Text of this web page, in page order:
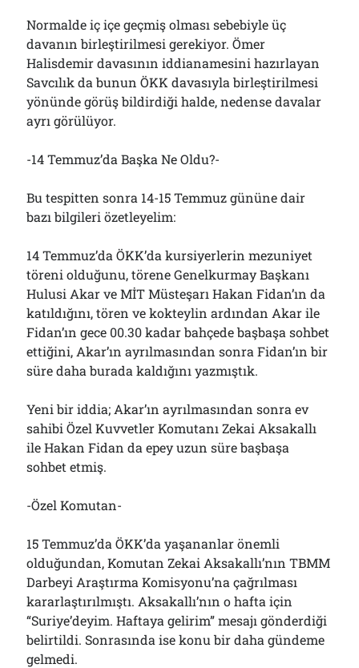
Normalde iç içe geçmiş olması sebebiyle üç
davanın birleştirilmesi gerekiyor. Ömer
Halisdemir davasının iddianamesini hazırlayan
Savcılık da bunun ÖKK davasıyla birleştirilmesi
yönünde görüş bildirdiği halde, nedense davalar
ayrı görülüyor.
-14 Temmuz’da Başka Ne Oldu?-
Bu tespitten sonra 14-15 Temmuz gününe dair
bazı bilgileri özetleyelim:
14 Temmuz’da ÖKK’da kursiyerlerin mezuniyet
töreni olduğunu, törene Genelkurmay Başkanı
Hulusi Akar ve MİT Müsteşarı Hakan Fidan’ın da
katıldığını, tören ve kokteylin ardından Akar ile
Fidan’ın gece 00.30 kadar bahçede başbaşa sohbet
ettiğini, Akar’ın ayrılmasından sonra Fidan’ın bir
süre daha burada kaldığını yazmıştık.
Yeni bir iddia; Akar’ın ayrılmasından sonra ev
sahibi Özel Kuvvetler Komutanı Zekai Aksakallı
ile Hakan Fidan da epey uzun süre başbaşa
sohbet etmiş.
-Özel Komutan-
15 Temmuz’da ÖKK’da yaşananlar önemli
olduğundan, Komutan Zekai Aksakallı’nın TBMM
Darbeyi Araştırma Komisyonu’na çağrılması
kararlaştırılmıştı. Aksakallı’nın o hafta için
“Suriye’deyim. Haftaya gelirim” mesajı gönderdiği
belirtildi. Sonrasında ise konu bir daha gündeme
gelmedi.